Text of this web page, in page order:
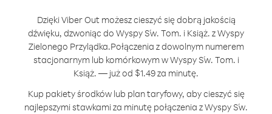
Dzięki Viber Out możesz cieszyć się dobrą jakością
dźwięku, dzwoniąc do Wyspy Św. Tom. i Książ. z Wyspy
Zielonego Przylądka.Połączenia z dowolnym numerem
stacjonarnym lub komórkowym w Wyspy Św. Tom. i
Książ. — już od $1.49 za minutę.
Kup pakiety środków lub plan taryfowy, aby cieszyć się
najlepszymi stawkami za minutę połączenia z Wyspy Św.